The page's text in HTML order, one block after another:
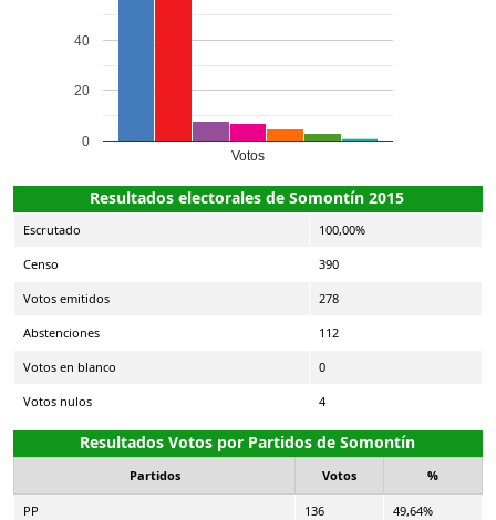
Votos
0
20
40
Resultados electorales de Somontín 2015
Escrutado 100,00%
Censo 390
Votos emitidos 278
Abstenciones 112
Votos en blanco 0
Votos nulos 4
Resultados Votos por Partidos de Somontín
Partidos Votos %
PP 136 49,64%